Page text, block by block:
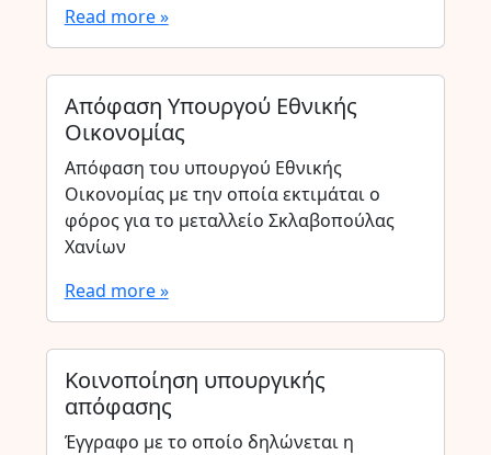
Read more »
Απόφαση Υπουργού Εθνικής
Οικονομίας
Απόφαση του υπουργού Εθνικής
Οικονομίας με την οποία εκτιμάται ο
φόρος για το μεταλλείο Σκλαβοπούλας
Χανίων
Read more »
Κοινοποίηση υπουργικής
απόφασης
Έγγραφο με το οποίο δηλώνεται η